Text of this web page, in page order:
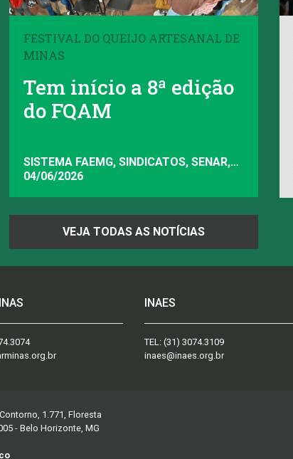
FESTIVAL DO QUEIJO ARTESANAL DE
MINAS
Tem início a 8ª edição
do FQAM
SISTEMA FAEMG, SINDICATOS, SENAR,
INAES, FAEMG
04/06/2026
VEJA TODAS AS NOTÍCIAS
INAES
TEL: (31) 3074.3109
inaes@inaes.org.br
1.771, Floresta
- Belo Horizonte, MG